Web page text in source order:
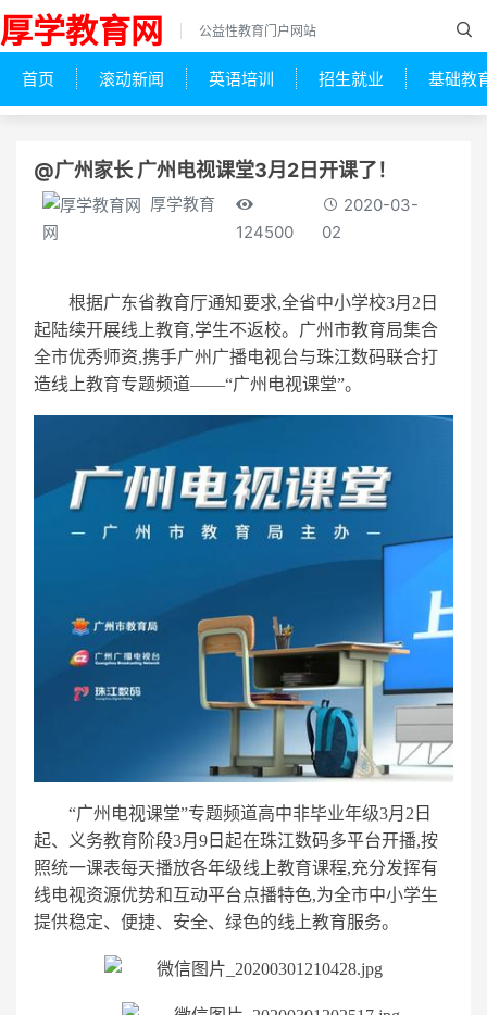
厚学教育网 公益性教育门户网站
首页 滚动新闻 英语培训 招生就业 基础教
@广州家长 广州电视课堂3月2日开课了！
厚学教育
网
124500
2020-03-
02
根据广东省教育厅通知要求,全省中小学校3月2日
起陆续开展线上教育,学生不返校。广州市教育局集合
全市优秀师资,携手广州广播电视台与珠江数码联合打
造线上教育专题频道——“广州电视课堂”。
“广州电视课堂”专题频道高中非毕业年级3月2日
起、义务教育阶段3月9日起在珠江数码多平台开播,按
照统一课表每天播放各年级线上教育课程,充分发挥有
线电视资源优势和互动平台点播特色,为全市中小学生
提供稳定、便捷、安全、绿色的线上教育服务。